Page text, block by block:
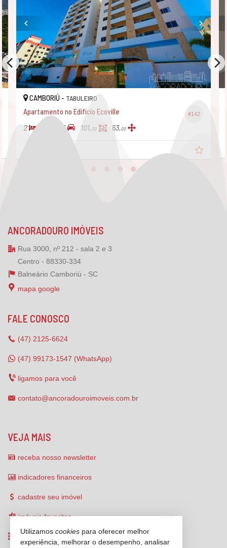
#142
CAMBORIÚ - TABULEIRO
Apartamento no Edifício Ecoville
2 1 101, 00 63,00
ANCORADOURO IMÓVEIS
Rua 3000, nº 212 - sala 2 e 3
Centro - 88330-334
Balneário Camboriú - SC
mapa google
FALE CONOSCO
(47) 2125-6624
(47) 99173-1547 (WhatsApp)
ligamos para você
contato@ancoradouroimoveis.com.br
VEJA MAIS
receba nosso newsletter
indicadores financeiros
cadastre seu imóvel
imóveis favoritos
mapa de imóveis
Utilizamos cookies para oferecer melhor
experiência, melhorar o desempenho, analisar